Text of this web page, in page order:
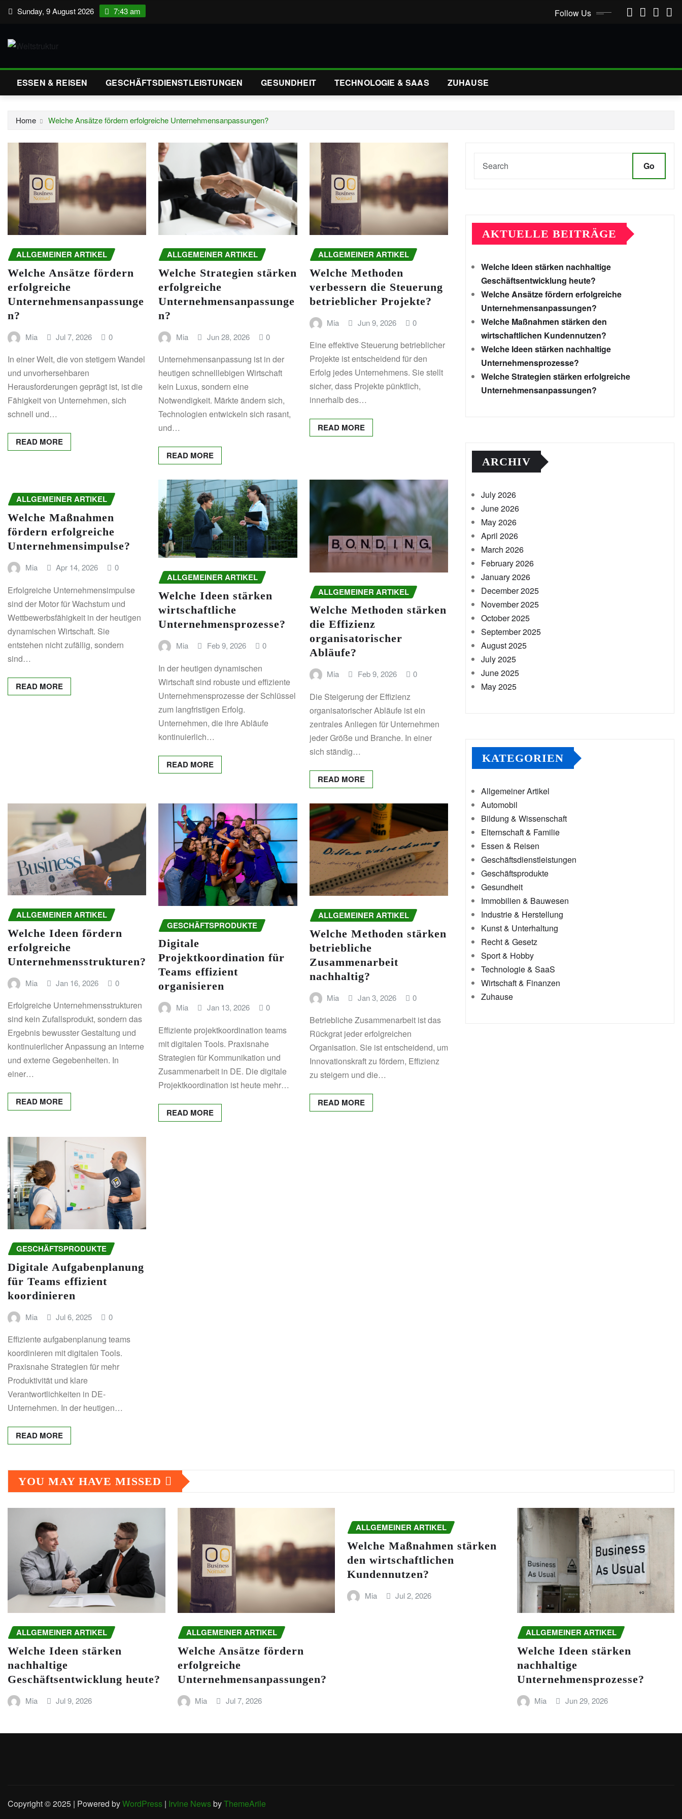
Skip Sunday, 9 August 2026 7:43 am Follow Us
ESSEN & REISEN GESCHÄFTSDIENSTLEISTUNGEN GESUNDHEIT TECHNOLOGIE & SAAS ZUHAUSE
Home Welche Ansätze fördern erfolgreiche Unternehmensanpassungen?
ALLGEMEINER ARTIKEL
Welche Ansätze fördern
erfolgreiche
Unternehmensanpassunge
n?
Mia Jul 7, 2026 0
In einer Welt, die von stetigem Wandel
und unvorhersehbaren
Herausforderungen geprägt ist, ist die
Fähigkeit von Unternehmen, sich
schnell und…
READ MORE
ALLGEMEINER ARTIKEL
Welche Strategien stärken
erfolgreiche
Unternehmensanpassunge
n?
Mia Jun 28, 2026 0
Unternehmensanpassung ist in der
heutigen schnelllebigen Wirtschaft
kein Luxus, sondern eine
Notwendigkeit. Märkte ändern sich,
Technologien entwickeln sich rasant,
und…
READ MORE
ALLGEMEINER ARTIKEL
Welche Methoden
verbessern die Steuerung
betrieblicher Projekte?
Mia Jun 9, 2026 0
Eine effektive Steuerung betrieblicher
Projekte ist entscheidend für den
Erfolg jedes Unternehmens. Sie stellt
sicher, dass Projekte pünktlich,
innerhalb des…
READ MORE
ALLGEMEINER ARTIKEL
Welche Maßnahmen
fördern erfolgreiche
Unternehmensimpulse?
Mia Apr 14, 2026 0
Erfolgreiche Unternehmensimpulse
sind der Motor für Wachstum und
Wettbewerbsfähigkeit in der heutigen
dynamischen Wirtschaft. Sie
entstehen nicht zufällig, sondern
sind…
READ MORE
ALLGEMEINER ARTIKEL
Welche Ideen stärken
wirtschaftliche
Unternehmensprozesse?
Mia Feb 9, 2026 0
In der heutigen dynamischen
Wirtschaft sind robuste und effiziente
Unternehmensprozesse der Schlüssel
zum langfristigen Erfolg.
Unternehmen, die ihre Abläufe
kontinuierlich…
READ MORE
ALLGEMEINER ARTIKEL
Welche Methoden stärken
die Effizienz
organisatorischer
Abläufe?
Mia Feb 9, 2026 0
Die Steigerung der Effizienz
organisatorischer Abläufe ist ein
zentrales Anliegen für Unternehmen
jeder Größe und Branche. In einer
sich ständig…
READ MORE
ALLGEMEINER ARTIKEL
Welche Ideen fördern
erfolgreiche
Unternehmensstrukturen?
Mia Jan 16, 2026 0
Erfolgreiche Unternehmensstrukturen
sind kein Zufallsprodukt, sondern das
Ergebnis bewusster Gestaltung und
kontinuierlicher Anpassung an interne
und externe Gegebenheiten. In
einer…
READ MORE
GESCHÄFTSPRODUKTE
Digitale
Projektkoordination für
Teams effizient
organisieren
Mia Jan 13, 2026 0
Effiziente projektkoordination teams
mit digitalen Tools. Praxisnahe
Strategien für Kommunikation und
Zusammenarbeit in DE. Die digitale
Projektkoordination ist heute mehr…
READ MORE
ALLGEMEINER ARTIKEL
Welche Methoden stärken
betriebliche
Zusammenarbeit
nachhaltig?
Mia Jan 3, 2026 0
Betriebliche Zusammenarbeit ist das
Rückgrat jeder erfolgreichen
Organisation. Sie ist entscheidend, um
Innovationskraft zu fördern, Effizienz
zu steigern und die…
READ MORE
GESCHÄFTSPRODUKTE
Digitale Aufgabenplanung
für Teams effizient
koordinieren
Mia Jul 6, 2025 0
Effiziente aufgabenplanung teams
koordinieren mit digitalen Tools.
Praxisnahe Strategien für mehr
Produktivität und klare
Verantwortlichkeiten in DE-
Unternehmen. In der heutigen…
READ MORE
Go
AKTUELLE BEITRÄGE
Welche Ideen stärken nachhaltige
Geschäftsentwicklung heute?
Welche Ansätze fördern erfolgreiche
Unternehmensanpassungen?
Welche Maßnahmen stärken den
wirtschaftlichen Kundennutzen?
Welche Ideen stärken nachhaltige
Unternehmensprozesse?
Welche Strategien stärken erfolgreiche
Unternehmensanpassungen?
ARCHIV
July 2026
June 2026
May 2026
April 2026
March 2026
February 2026
January 2026
December 2025
November 2025
October 2025
September 2025
August 2025
July 2025
June 2025
May 2025
KATEGORIEN
Allgemeiner Artikel
Automobil
Bildung & Wissenschaft
Elternschaft & Familie
Essen & Reisen
Geschäftsdienstleistungen
Geschäftsprodukte
Gesundheit
Immobilien & Bauwesen
Industrie & Herstellung
Kunst & Unterhaltung
Recht & Gesetz
Sport & Hobby
Technologie & SaaS
Wirtschaft & Finanzen
Zuhause
YOU MAY HAVE MISSED
ALLGEMEINER ARTIKEL
Welche Ideen stärken
nachhaltige
Geschäftsentwicklung heute?
Mia Jul 9, 2026
ALLGEMEINER ARTIKEL
Welche Ansätze fördern
erfolgreiche
Unternehmensanpassungen?
Mia Jul 7, 2026
ALLGEMEINER ARTIKEL
Welche Maßnahmen stärken
den wirtschaftlichen
Kundennutzen?
Mia Jul 2, 2026
ALLGEMEINER ARTIKEL
Welche Ideen stärken
nachhaltige
Unternehmensprozesse?
Mia Jun 29, 2026
Copyright © 2025 | Powered byWordPress | Irvine NewsbyThemeArile